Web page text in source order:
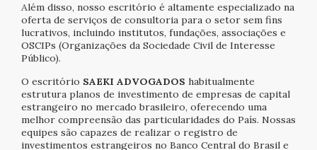
Além disso, nosso escritório é altamente especializado na
oferta de serviços de consultoria para o setor sem fins
lucrativos, incluindo institutos, fundações, associações e
OSCIPs (Organizações da Sociedade Civil de Interesse
Público).
O escritório SAEKI ADVOGADOS habitualmente
estrutura planos de investimento de empresas de capital
estrangeiro no mercado brasileiro, oferecendo uma
melhor compreensão das particularidades do País. Nossas
equipes são capazes de realizar o registro de
investimentos estrangeiros no Banco Central do Brasil e